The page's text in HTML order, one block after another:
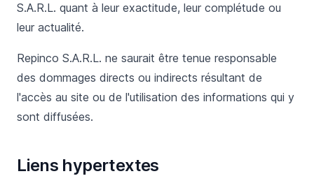
S.A.R.L. quant à leur exactitude, leur complétude ou
leur actualité.
Repinco S.A.R.L. ne saurait être tenue responsable
des dommages directs ou indirects résultant de
l'accès au site ou de l'utilisation des informations qui y
sont diffusées.
Liens hypertextes